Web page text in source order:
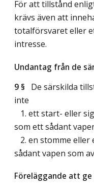
För att tillstånd
krävs även att
totalförsvaret eller
intresse.
Undantag från de
9 § De särskilda
inte
1. ett start- eller
som ett sådant
2. en stomme eller
sådant vapen som
Föreläggande att ge